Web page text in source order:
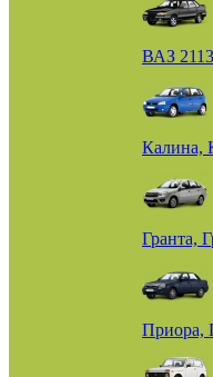
ВАЗ
Калина,
Гранта,
Приора,